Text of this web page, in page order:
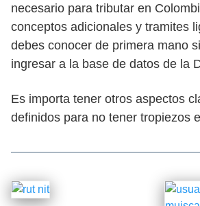
necesario para tributar en
conceptos adicionales y tramites
debes conocer de primera mano
ingresar a la base de datos de la
Es importa tener otros aspectos
definidos para no tener tropiezos